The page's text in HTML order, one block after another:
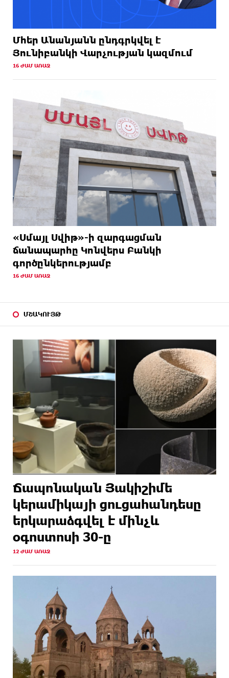
Մհեր Անանյանն ընդգրկվել է
Յունիբանկի Վարչության կազմում
16 ԺԱՄ ԱՌԱՋ
«Սմայլ Սվիթ»-ի զարգացման
ճանապարհը Կոնվերս Բանկի
գործընկերությամբ
16 ԺԱՄ ԱՌԱՋ
ՄՇԱԿՈՒՅԹ
Ճապոնական Յակիշիմե
կերամիկայի ցուցահանդեսը
երկարաձգվել է մինչև
օգոստոսի 30-ը
12 ԺԱՄ ԱՌԱՋ